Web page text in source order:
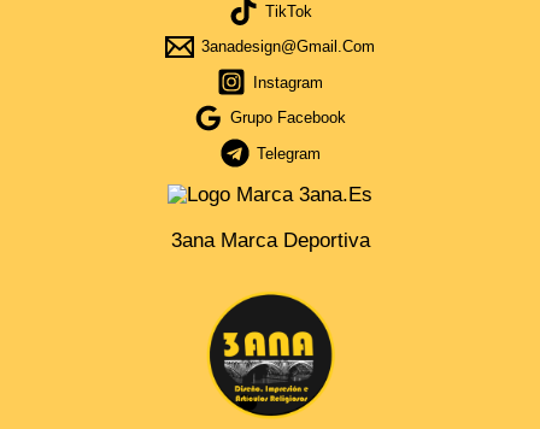
TikTok
3anadesign@gmail.com
Instagram
Grupo Facebook
Telegram
3ana Marca Deportiva